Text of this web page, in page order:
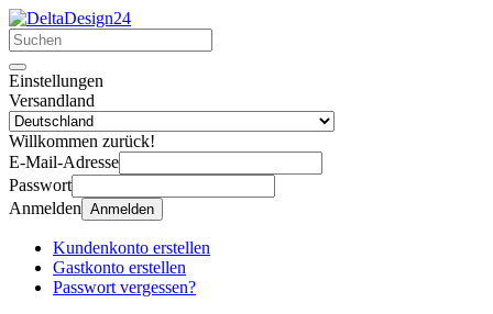
Einstellungen
Versandland
Willkommen zurück!
E-Mail-Adresse
Passwort
Anmelden Anmelden
Kundenkonto erstellen
Gastkonto erstellen
Passwort vergessen?